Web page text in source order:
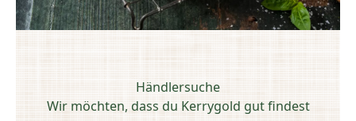
Händlersuche
Wir möchten, dass du Kerrygold gut findest